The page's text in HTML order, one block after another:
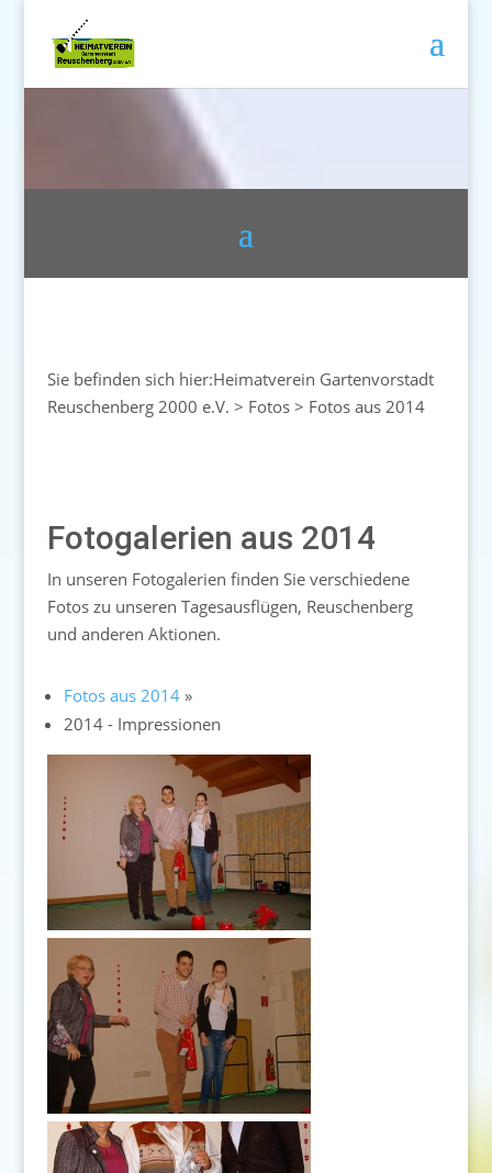
Sie befinden sich hier:Heimatverein Gartenvorstadt
Reuschenberg 2000 e.V. > Fotos> Fotos aus 2014
Fotogalerien aus 2014
In unseren Fotogalerien finden Sie verschiedene
Fotos zu unseren Tagesausflügen, Reuschenberg
und anderen Aktionen.
Fotos aus 2014 »
2014 - Impressionen